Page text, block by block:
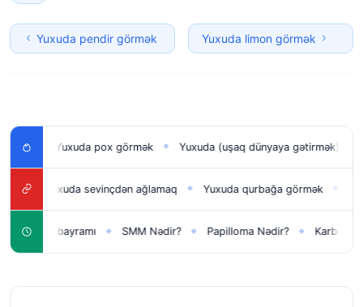
Yuxuda pendir görmək Yuxuda limon görmək
Yuxuda pox görmək ◆ Yuxuda (uşaq dünyaya gətirmək) doğmaq
sevinçdən ağlamaq ◆ Yuxuda qurbağa görmək ◆ Yuxuda
il bayramı ◆ SMM Nədir? ◆ Papilloma Nədir? ◆ Karbonat Nədir?